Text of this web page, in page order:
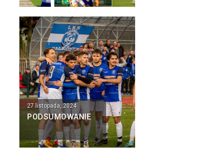
27 listopada, 2024
PODSUMOWANIE